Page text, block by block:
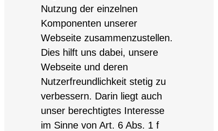
Nutzung der einzelnen
Komponenten unserer
Webseite zusammenzustellen.
Dies hilft uns dabei, unsere
Webseite und deren
Nutzerfreundlichkeit stetig zu
verbessern. Darin liegt auch
unser berechtigtes Interesse
im Sinne von Art. 6 Abs. 1 f